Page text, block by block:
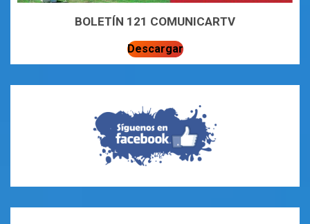
BOLETÍN 121 COMUNICARTV
Descargar